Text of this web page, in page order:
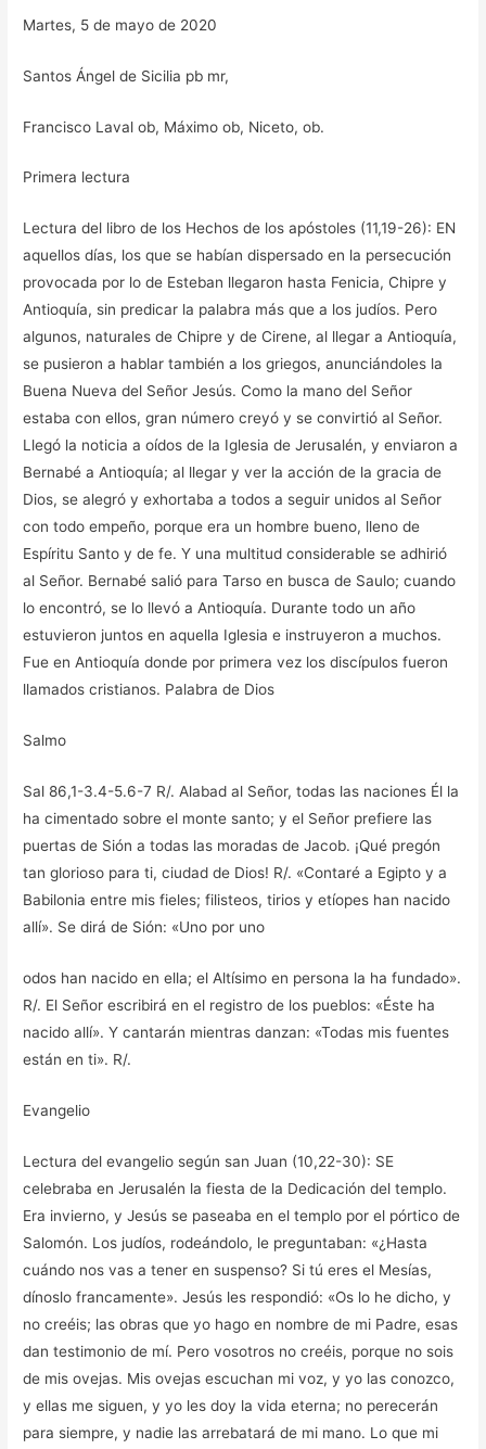
Martes, 5 de mayo de 2020
Santos Ángel de Sicilia pb mr,
Francisco Laval ob, Máximo ob, Niceto, ob.
Primera lectura
Lectura del libro de los Hechos de los apóstoles (11,19-26): EN
aquellos días, los que se habían dispersado en la persecución
provocada por lo de Esteban llegaron hasta Fenicia, Chipre y
Antioquía, sin predicar la palabra más que a los judíos. Pero
algunos, naturales de Chipre y de Cirene, al llegar a Antioquía,
se pusieron a hablar también a los griegos, anunciándoles la
Buena Nueva del Señor Jesús. Como la mano del Señor
estaba con ellos, gran número creyó y se convirtió al Señor.
Llegó la noticia a oídos de la Iglesia de Jerusalén, y enviaron a
Bernabé a Antioquía; al llegar y ver la acción de la gracia de
Dios, se alegró y exhortaba a todos a seguir unidos al Señor
con todo empeño, porque era un hombre bueno, lleno de
Espíritu Santo y de fe. Y una multitud considerable se adhirió
al Señor. Bernabé salió para Tarso en busca de Saulo; cuando
lo encontró, se lo llevó a Antioquía. Durante todo un año
estuvieron juntos en aquella Iglesia e instruyeron a muchos.
Fue en Antioquía donde por primera vez los discípulos fueron
llamados cristianos. Palabra de Dios
Salmo
Sal 86,1-3.4-5.6-7 R/. Alabad al Señor, todas las naciones Él la
ha cimentado sobre el monte santo; y el Señor prefiere las
puertas de Sión a todas las moradas de Jacob. ¡Qué pregón
tan glorioso para ti, ciudad de Dios! R/. «Contaré a Egipto y a
Babilonia entre mis fieles; filisteos, tirios y etíopes han nacido
allí». Se dirá de Sión: «Uno por uno
odos han nacido en ella; el Altísimo en persona la ha fundado».
R/. El Señor escribirá en el registro de los pueblos: «Éste ha
nacido allí». Y cantarán mientras danzan: «Todas mis fuentes
están en ti». R/.
Evangelio
Lectura del evangelio según san Juan (10,22-30): SE
celebraba en Jerusalén la fiesta de la Dedicación del templo.
Era invierno, y Jesús se paseaba en el templo por el pórtico de
Salomón. Los judíos, rodeándolo, le preguntaban: «¿Hasta
cuándo nos vas a tener en suspenso? Si tú eres el Mesías,
dínoslo francamente». Jesús les respondió: «Os lo he dicho, y
no creéis; las obras que yo hago en nombre de mi Padre, esas
dan testimonio de mí. Pero vosotros no creéis, porque no sois
de mis ovejas. Mis ovejas escuchan mi voz, y yo las conozco,
y ellas me siguen, y yo les doy la vida eterna; no perecerán
para siempre, y nadie las arrebatará de mi mano. Lo que mi